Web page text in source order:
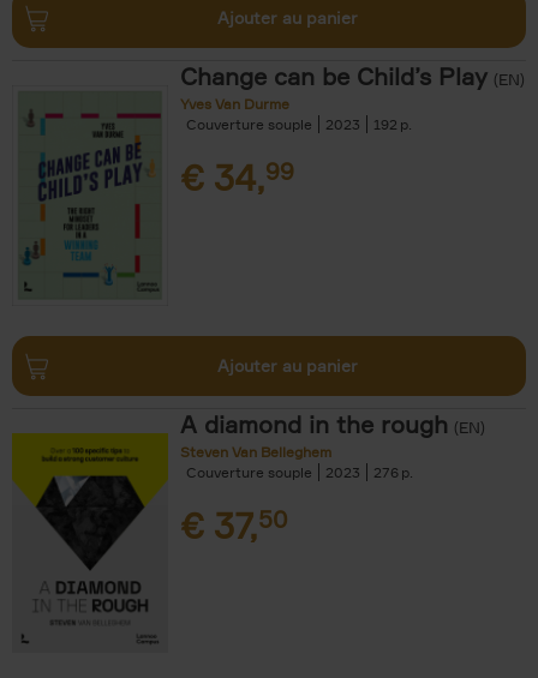
Ajouter au panier
Change can be Child’s Play (EN)
Yves Van Durme
Couverture souple
2023 192
€ 34,99
Ajouter au panier
A diamond in the rough (EN)
Steven Van Belleghem
Couverture souple
2023 276
€ 37,50